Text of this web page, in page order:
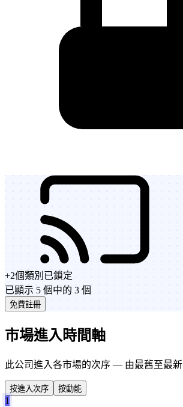
+2個類別 已鎖定
已顯示 5 個中的 3 個
免費註冊
市場進入時間軸
此公司進入各市場的次序 — 由最舊至最新
按進入次序 按動能
1